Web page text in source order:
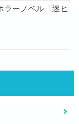
ラーノベル「迷ヒ